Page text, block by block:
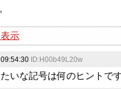
示
ID:H00b49L20w
いな記号は何のヒントで